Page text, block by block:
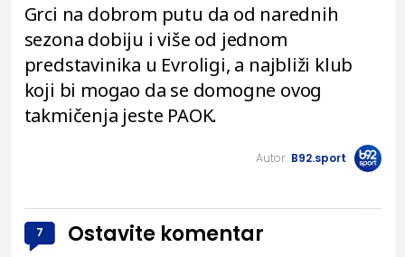
Grci na dobrom putu da od narednih
sezona dobiju i više od jednom
predstavinika u Evroligi, a najbliži klub
koji bi mogao da se domogne ovog
takmičenja jeste PAOK.
Autor: B92.sport
7 Ostavite komentar